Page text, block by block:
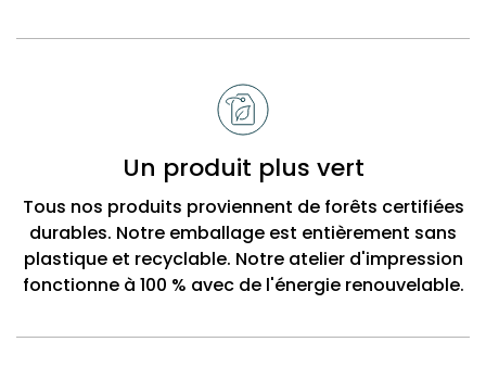
Un produit plus vert
Tous nos produits proviennent de forêts certifiées
durables. Notre emballage est entièrement sans
plastique et recyclable. Notre atelier d'impression
fonctionne à 100 % avec de l'énergie renouvelable.